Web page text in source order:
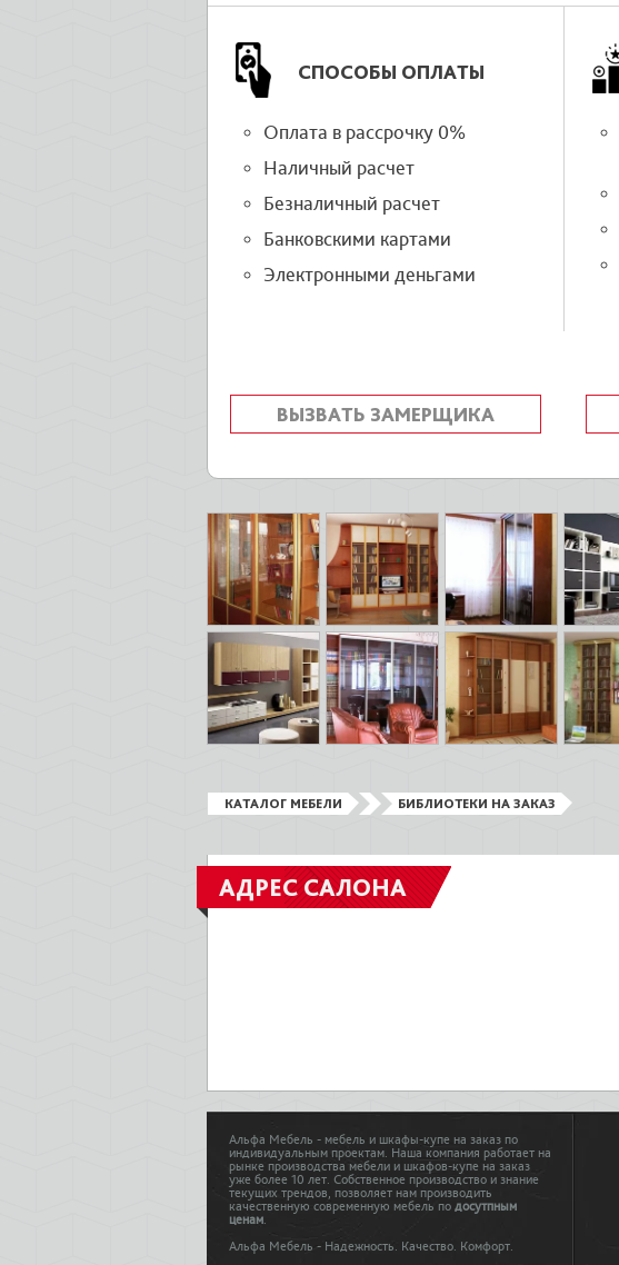
СПОСОБЫ ОПЛАТЫ
Оплата в рассрочку 0%
Наличный расчет
Безналичный расчет
Банковскими картами
Электронными деньгами
ВЫЗВАТЬ ЗАМЕРЩИКА
КАТАЛОГ МЕБЕЛИ БИБЛИОТЕКИ НА ЗАКАЗ
АДРЕС САЛОНА
Альфа Мебель - мебель и шкафы-купе на заказ по
индивидуальным проектам. Наша компания работает на
рынке производства мебели и шкафов-купе на заказ
уже более 10 лет. Собственное производство и знание
текущих трендов, позволяет нам производить
качественную современную мебель по досутпным
ценам.
Альфа Мебель - Надежность. Качество. Комфорт.